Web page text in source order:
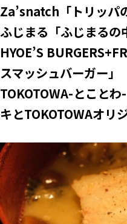
Za’snatch「トリッパ
ふじまる「ふじまるの
HYOE’S
スマッシュバーガー」
TOKOTOWA-とこと
キとTOKOTOWAオリ